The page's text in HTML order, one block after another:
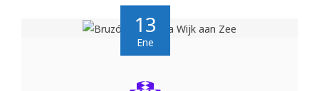
13
Ene